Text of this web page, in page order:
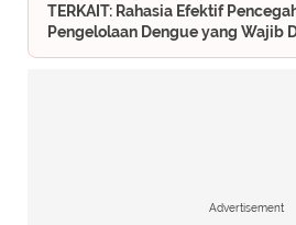
TERKAIT: Rahasia Efektif
Pengelolaan Dengue yang Wajib
Advertisement